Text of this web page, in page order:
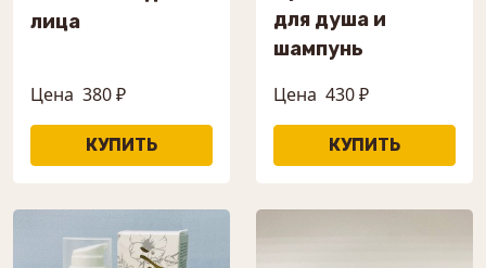
лица
Цена 380 ₽
для душа и
шампунь
Цена 430 ₽